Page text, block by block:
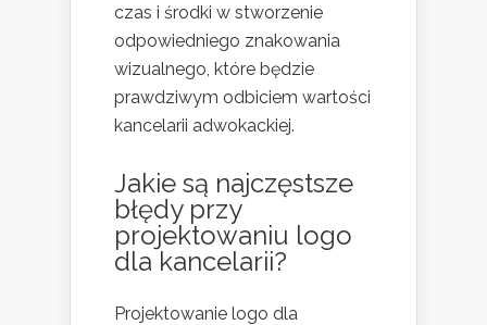
czas i środki w stworzenie
odpowiedniego znakowania
wizualnego, które będzie
prawdziwym odbiciem wartości
kancelarii adwokackiej.
Jakie są najczęstsze
błędy przy
projektowaniu logo
dla kancelarii?
Projektowanie logo dla